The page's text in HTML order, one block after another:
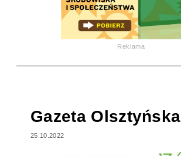
Reklama
Gazeta Olsztyńska
25.10.2022